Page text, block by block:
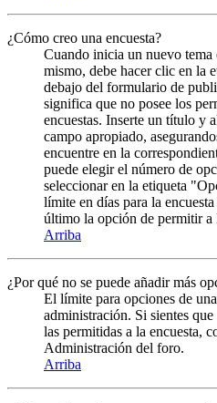
¿Cómo creo una encuesta?
Cuando inicia un nuevo tema
mismo, debe hacer clic en la
debajo del formulario de
significa que no posee los
encuestas. Inserte un título y
campo apropiado,
encuentre en la
puede elegir el número de
seleccionar en la etiqueta
límite en días para la
último la opción de permitir a
Arriba
¿Por qué no se puede añadir más
El límite para opciones de
administración. Si sientes
las permitidas a la encuesta,
Administración del foro.
Arriba